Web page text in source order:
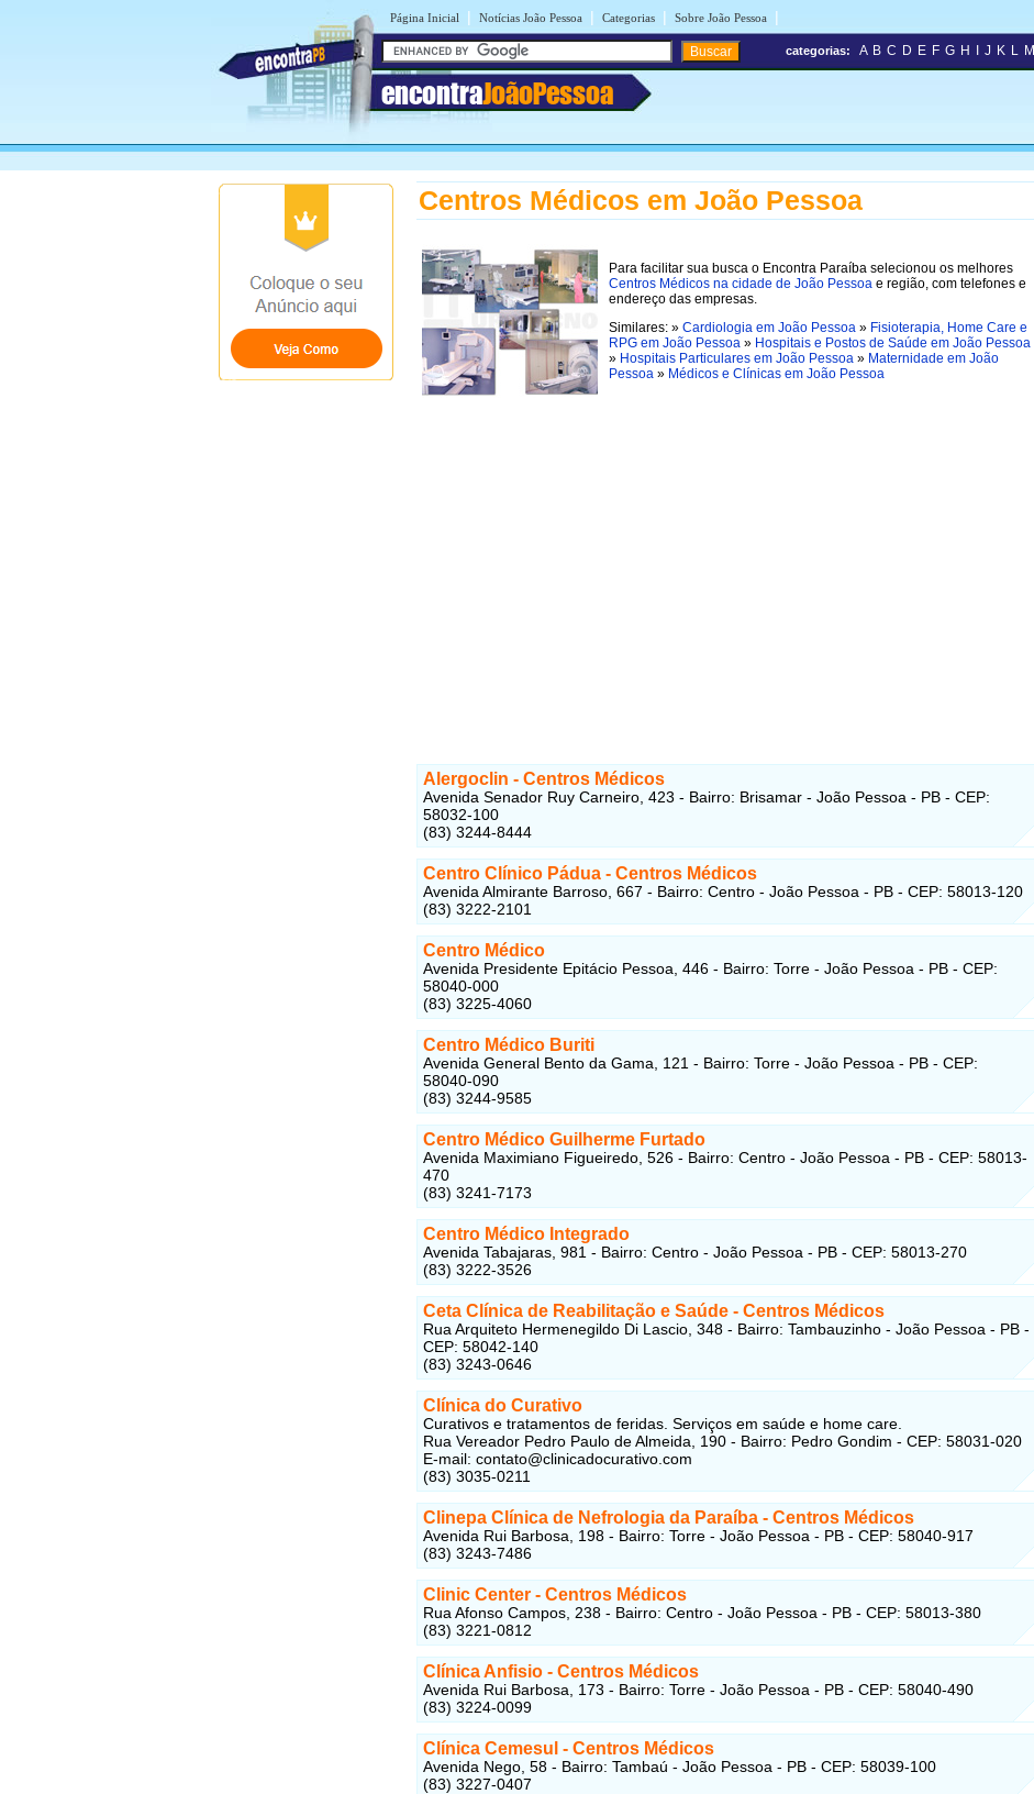
Página Inicial | Notícias João Pessoa | Categorias | Sobre João Pessoa |
encontraJoãoPessoa
categorias: A B C D E F G H J K L M
Centros Médicos em João Pessoa
Para facilitar sua busca o Encontra Paraíba selecionou os melhores
Centros Médicos na cidade de João Pessoa e região, com telefones e
endereço das empresas.
Similares: » Cardiologia em João Pessoa » Fisioterapia, Home Care e
RPG em João Pessoa » Hospitais e Postos de Saúde em João Pessoa
» Hospitais Particulares em João Pessoa » Maternidade em João
Pessoa » Médicos e Clínicas em João Pessoa
Alergoclin - Centros Médicos
Avenida Senador Ruy Carneiro, 423 - Bairro: Brisamar - João Pessoa - PB - CEP:
58032-100
(83) 3244-8444
Centro Clínico Pádua - Centros Médicos
Avenida Almirante Barroso, 667 - Bairro: Centro - João Pessoa - PB - CEP: 58013-120
(83) 3222-2101
Centro Médico
Avenida Presidente Epitácio Pessoa, 446 - Bairro: Torre - João Pessoa - PB - CEP:
58040-000
(83) 3225-4060
Centro Médico Buriti
Avenida General Bento da Gama, 121 - Bairro: Torre - João Pessoa - PB - CEP:
58040-090
(83) 3244-9585
Centro Médico Guilherme Furtado
Avenida Maximiano Figueiredo, 526 - Bairro: Centro - João Pessoa - PB - CEP: 58013-
470
(83) 3241-7173
Centro Médico Integrado
Avenida Tabajaras, 981 - Bairro: Centro - João Pessoa - PB - CEP: 58013-270
(83) 3222-3526
Ceta Clínica de Reabilitação e Saúde - Centros Médicos
Rua Arquiteto Hermenegildo Di Lascio, 348 - Bairro: Tambauzinho - João Pessoa - PB -
CEP: 58042-140
(83) 3243-0646
Clínica do Curativo
Curativos e tratamentos de feridas. Serviços em saúde e home care.
Rua Vereador Pedro Paulo de Almeida, 190 - Bairro: Pedro Gondim - CEP: 58031-020
E-mail: contato@clinicadocurativo.com
(83) 3035-0211
Clinepa Clínica de Nefrologia da Paraíba - Centros Médicos
Avenida Rui Barbosa, 198 - Bairro: Torre - João Pessoa - PB - CEP: 58040-917
(83) 3243-7486
Clinic Center - Centros Médicos
Rua Afonso Campos, 238 - Bairro: Centro - João Pessoa - PB - CEP: 58013-380
(83) 3221-0812
Clínica Anfisio - Centros Médicos
Avenida Rui Barbosa, 173 - Bairro: Torre - João Pessoa - PB - CEP: 58040-490
(83) 3224-0099
Clínica Cemesul - Centros Médicos
Avenida Nego, 58 - Bairro: Tambaú - João Pessoa - PB - CEP: 58039-100
(83) 3227-0407